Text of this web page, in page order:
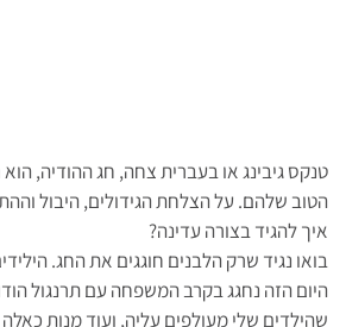
טנקס גיבינג או בעברית צחה, חג ההודיה,
הטוב שלהם. על הצלחת הגידולים, היבול
איך להגיד בצורה עדינה?
בואו נגיד שרק הלבנים חוגגים את החג.
היום הזה נחגג בקרב המשפחה עם תרנגול
שהילדים שלי מעולפים עליה, ועוד מנות